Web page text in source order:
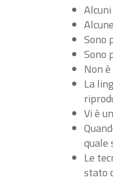
Sono
Sono
Non
La
Vi è
quale
Le
stato